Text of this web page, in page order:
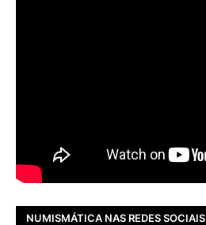
NUMISMÁTICA NAS REDES SOCIAIS